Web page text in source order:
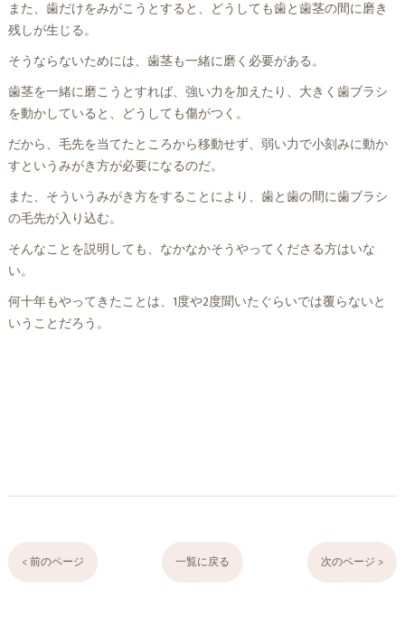
また、歯だけをみがこうとすると、どうしても歯と歯茎の間に磨き
残しが生じる。
そうならないためには、歯茎も一緒に磨く必要がある。
歯茎を一緒に磨こうとすれば、強い力を加えたり、大きく歯ブラシ
を動かしていると、どうしても傷がつく。
だから、毛先を当てたところから移動せず、弱い力で小刻みに動か
すというみがき方が必要になるのだ。
また、そういうみがき方をすることにより、歯と歯の間に歯ブラシ
の毛先が入り込む。
そんなことを説明しても、なかなかそうやってくださる方はいな
い。
何十年もやってきたことは、1度や2度聞いたぐらいでは覆らないと
いうことだろう。
< 前のページ 一覧に戻る 次のページ >